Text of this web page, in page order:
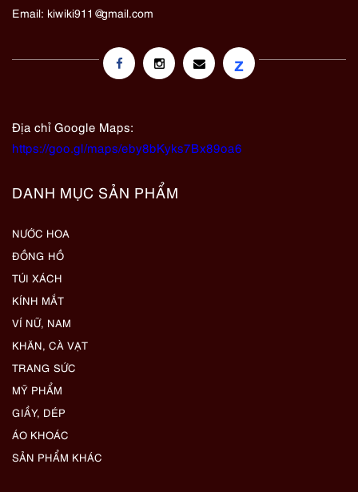
Email: kiwiki911@gmail.com
z
Địa chỉ Google Maps:
https://goo.gl/maps/eby8bKyks7Bx89oa6
DANH MỤC SẢN PHẨM
NƯỚC HOA
ĐỒNG HỒ
TÚI XÁCH
KÍNH MẮT
VÍ NỮ, NAM
KHĂN, CÀ VẠT
TRANG SỨC
MỸ PHẨM
GIẦY, DÉP
ÁO KHOÁC
SẢN PHẨM KHÁC